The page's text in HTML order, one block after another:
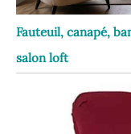
Fauteuil, canapé,
salon loft